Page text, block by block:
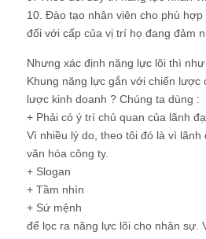
10. Đào tạo nhân viên cho phù
đối với cấp của vị trí họ đang đảm
Nhưng xác định năng lực lõi thì
Khung năng lực gắn với chiến lược
lược kinh doanh ? Chúng ta dùng :
+ Phải có ý trí chủ quan của lãnh
Vì nhiều lý do, theo tôi đó là vì lãnh
văn hóa công ty.
+ Slogan
+ Tầm nhìn
+ Sứ mệnh
để lọc ra năng lực lõi cho nhân sự.